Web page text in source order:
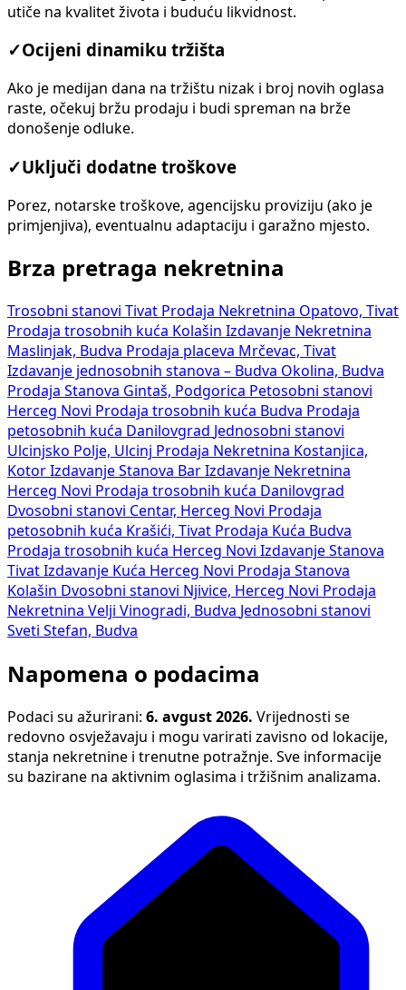
utiče na kvalitet života i buduću likvidnost.
✓Ocijeni dinamiku tržišta
Ako je medijan dana na tržištu nizak i broj novih oglasa
raste, očekuj bržu prodaju i budi spreman na brže
donošenje odluke.
✓Uključi dodatne troškove
Porez, notarske troškove, agencijsku proviziju (ako je
primjenjiva), eventualnu adaptaciju i garažno mjesto.
Brza pretraga nekretnina
Trosobni stanovi Tivat Prodaja Nekretnina Opatovo, Tivat
Prodaja trosobnih kuća Kolašin Izdavanje Nekretnina
Maslinjak, Budva Prodaja placeva Mrčevac, Tivat
Izdavanje jednosobnih stanova – Budva Okolina, Budva
Prodaja Stanova Gintaš, Podgorica Petosobni stanovi
Herceg Novi Prodaja trosobnih kuća Budva Prodaja
petosobnih kuća Danilovgrad
Jednosobni stanovi
Ulcinjsko Polje, Ulcinj Prodaja Nekretnina Kostanjica,
Kotor Izdavanje Stanova Bar Izdavanje Nekretnina
Herceg Novi Prodaja trosobnih kuća Danilovgrad
Dvosobni stanovi Centar, Herceg Novi Prodaja
petosobnih kuća Krašići, Tivat Prodaja Kuća Budva
Prodaja trosobnih kuća Herceg Novi Izdavanje Stanova
Tivat Izdavanje Kuća Herceg Novi Prodaja Stanova
Kolašin Dvosobni stanovi Njivice, Herceg Novi Prodaja
Nekretnina Velji Vinogradi, Budva Jednosobni stanovi
Sveti Stefan, Budva
Napomena o podacima
Podaci su ažurirani: 6. avgust 2026. Vrijednosti se
redovno osvježavaju i mogu varirati zavisno od lokacije,
stanja nekretnine i trenutne potražnje. Sve informacije
su bazirane na aktivnim oglasima i tržišnim analizama.